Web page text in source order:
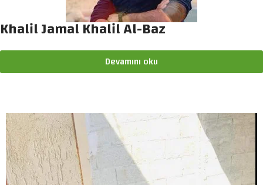
Khalil Jamal Khalil Al-Baz
Devamını oku